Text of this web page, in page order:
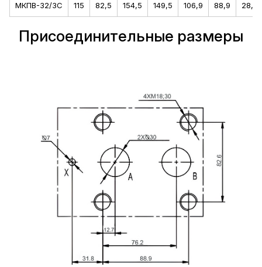
МКПВ-32/3С 115 82,5 154,5 149,5 106,9 88,9 28,1
Присоединительные размеры